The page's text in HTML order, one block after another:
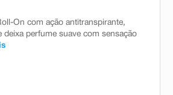
On com ação antitranspirante,
perfume suave com sensação